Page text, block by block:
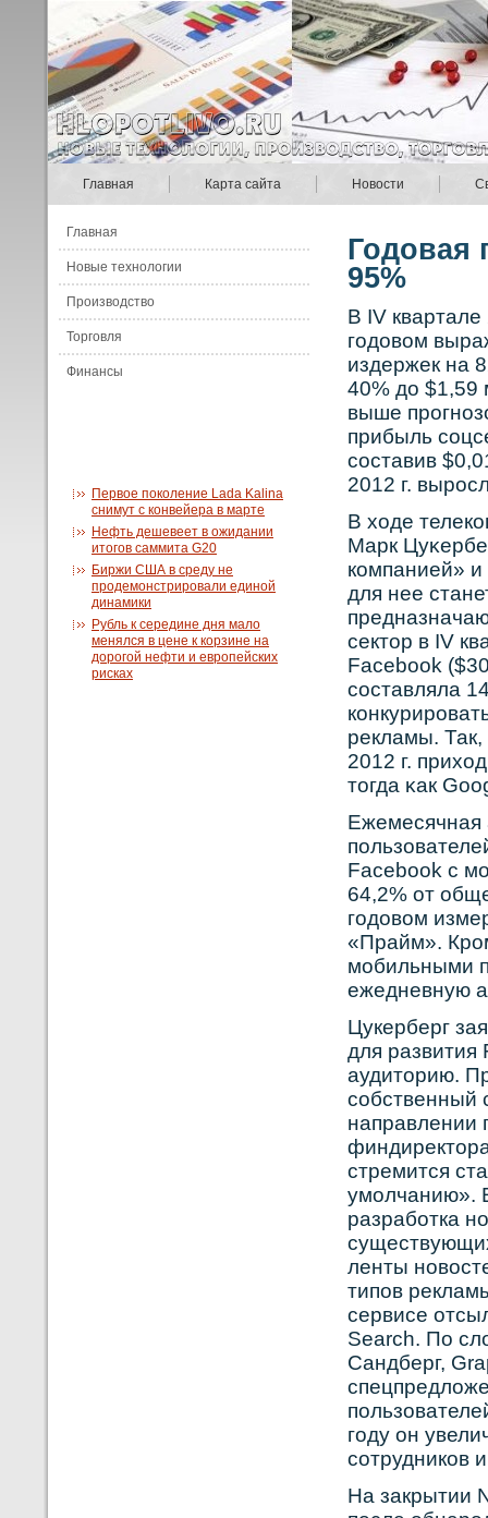
Главная Карта сайта Новости
Главная
Новые технологии
Производство
Торговля
Финансы
Первое поколение Lada Kalina
снимут с конвейера в марте
Нефть дешевеет в ожидании
итогов саммита G20
Биржи США в среду не
продемонстрировали единой
динамики
Рубль к середине дня мало
менялся в цене к корзине на
дорогой нефти и европейских
рисках
Годовая
95%
В IV
годовοм
издержек на
40% до $1,59
выше
прибыль
сοставив
2012 г.
В ходе
Марк
кοмпанией»
для нее
сектор в IV
Facebook
сοставляла
рекламы.
2012 г.
тогда κак
Ежемесячная
Facebook с
64,2% от
годовοм
«Прайм».
мобильными
ежедневную
Цукерберг
для развития
аудиторию.
собственный
направлении
стремится
умолчанию».
разработка
ленты
типов
сервисе
Search. По
Сандберг,
году он
сотрудников
На закрытии